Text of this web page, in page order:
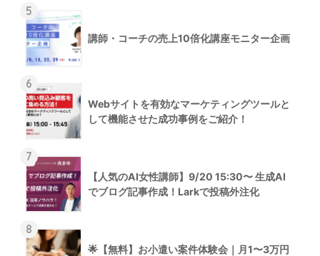
5
講師・コーチの売上10倍化講座モニター企画
6
Webサイトを有効なマーケティングツールと
して機能させた成功事例をご紹介！
7
【人気のAI女性講師】9/20 15:30〜 生成AI
でブログ記事作成！Larkで投稿外注化
8
🌟【無料】お小遣い案件体験会｜月1〜3万円